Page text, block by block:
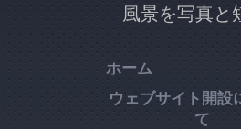
風景を写真と
ホーム
ウェブサイト開設
て